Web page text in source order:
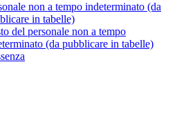
non a tempo indeterminato (da
in tabelle)
del personale non a tempo
(da pubblicare in tabelle)